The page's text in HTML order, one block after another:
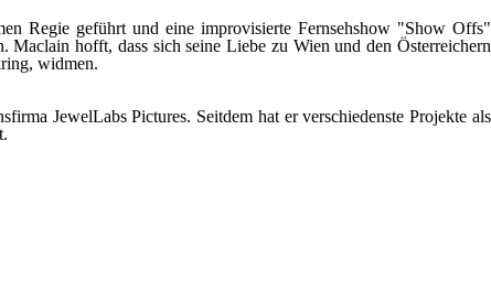
Regie geführt und eine improvisierte Fernsehshow "Show Offs"
hofft, dass sich seine Liebe zu Wien und den Österreichern
widmen.
JewelLabs Pictures. Seitdem hat er verschiedenste Projekte als